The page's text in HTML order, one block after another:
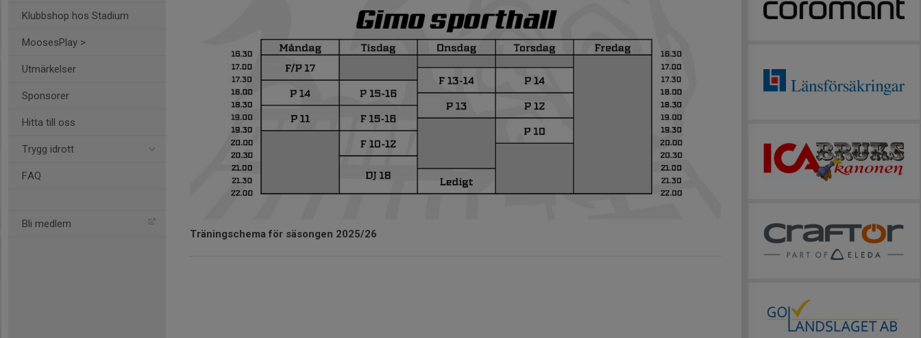
Klubbshop hos Stadium
MoosesPlay >
Utmärkelser
Sponsorer
Hitta till oss
Trygg idrott
FAQ
Bli medlem
Träningschema för säsongen 2025/26